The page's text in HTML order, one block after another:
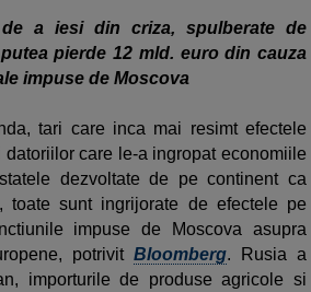
de a iesi din criza, spulberate de
pierde 12 mld. euro din cauza
impuse de Moscova
tari care inca mai resimt efectele
care le-a ingropat economiile
dezvoltate de pe continent ca
toate sunt ingrijorate de efectele pe
impuse de Moscova asupra
potrivit Bloomberg. Rusia a
importurile de produse agricole si